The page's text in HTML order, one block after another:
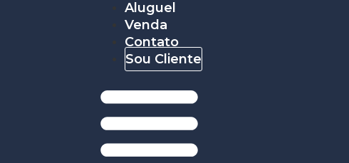
Aluguel
Venda
Contato
Sou Cliente